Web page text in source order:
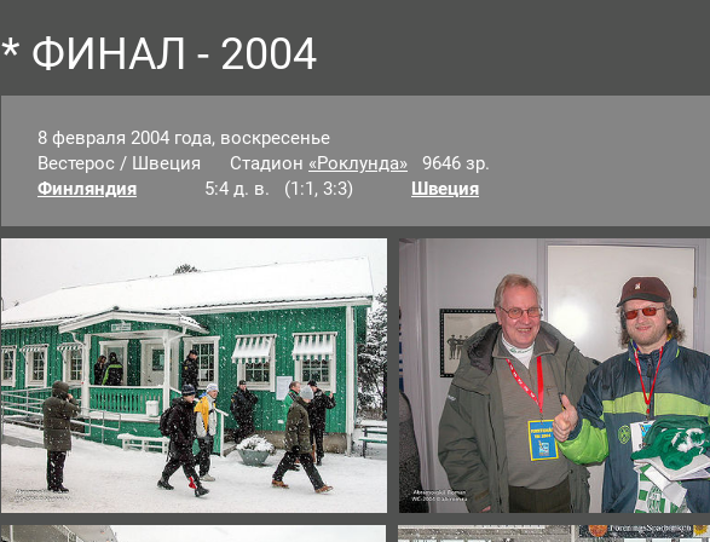
* ФИНАЛ - 2004
8 февраля 2004 года, воскресенье
Вестерос / Швеция Стадион «Роклунда» 9646 зр.
Финляндия
5:4 д. в. (1:1, 3:3) Швеция